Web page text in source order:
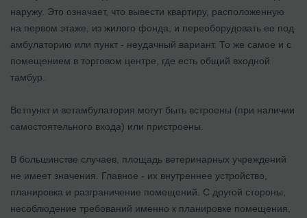
наружу. Это означает, что вывести квартиру, расположенную
на первом этаже, из жилого фонда, и переоборудовать ее под
амбулаторию или пункт - неудачный вариант. То же самое и с
помещением в торговом центре, где есть общий входной
тамбур.
Ветпункт и ветамбулатория могут быть встроены (при наличии
самостоятельного входа) или пристроены.
В большинстве случаев, площадь ветеринарных учреждений
не имеет значения. Главное - их внутреннее устройство,
планировка и разграничение помещений. С другой стороны,
несоблюдение требований именно к планировке помещения,